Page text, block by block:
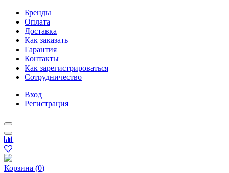
Бренды
Оплата
Доставка
Как заказать
Гарантия
Контакты
Как зарегистрироваться
Сотрудничество
Вход
Регистрация
Корзина (0)